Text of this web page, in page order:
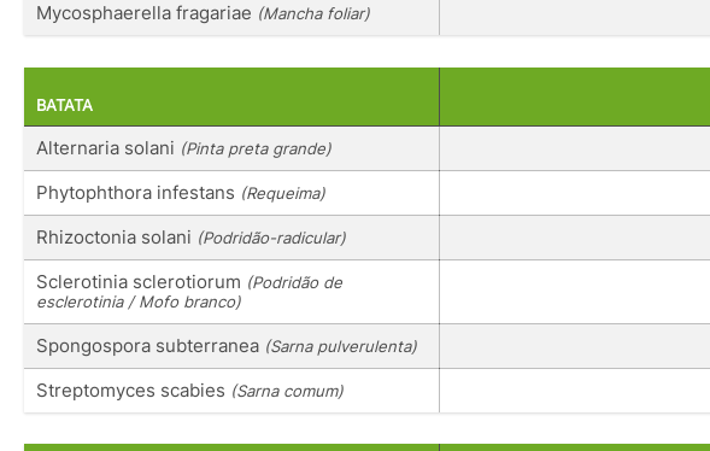
Mycosphaerella fragariae (Mancha foliar)
BATATA
Alternaria solani (Pinta preta grande)
Phytophthora infestans (Requeima)
Rhizoctonia solani (Podridão-radicular)
Sclerotinia sclerotiorum (Podridão de
esclerotinia / Mofo branco)
Spongospora subterranea (Sarna pulverulenta)
Streptomyces scabies (Sarna comum)